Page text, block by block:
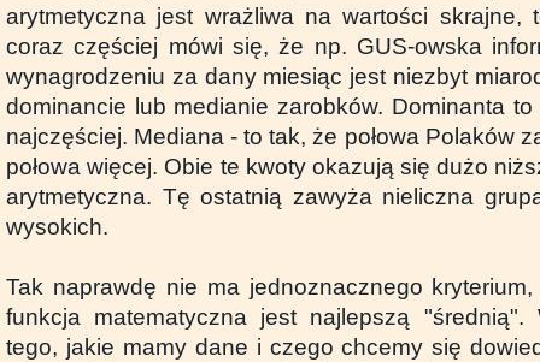
arytmetyczna jest wrażliwa na wartości skrajne,
coraz częściej mówi się, że np. GUS-owska
wynagrodzeniu za dany miesiąc jest niezbyt
dominancie lub medianie zarobków. Dominanta
najczęściej. Mediana - to tak, że połowa Polaków
połowa więcej. Obie te kwoty okazują się dużo
arytmetyczna. Tę ostatnią zawyża nieliczna
wysokich.
Tak naprawdę nie ma jednoznacznego kryterium,
funkcja matematyczna jest najlepszą
tego, jakie mamy dane i czego chcemy się